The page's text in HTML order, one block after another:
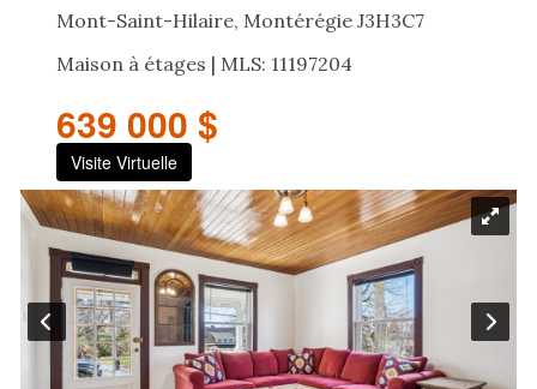
Mont-Saint-Hilaire, Montérégie J3H3C7
Maison à étages | MLS: 11197204
639 000 $
Visite Virtuelle